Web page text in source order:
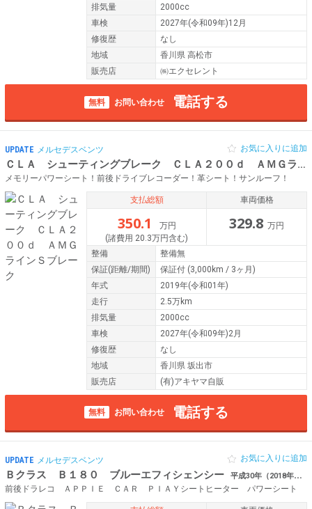
排気量
2000cc
車検
2027年(令和09年)12月
修復歴
なし
地域
香川県 高松市
販売店
㈱エクセレント
無料 お問い合わせ 電話する
UPDATE メルセデスベンツ
ＣＬＡ シューティングブレーク ＣＬＡ２００ｄ ＡＭＧラインＳブレーク
メモリーパワーシート！前後ドライブレコーダー！革シート！サンルーフ！
お気に入りに追加
支払総額
350.1
万円
(諸費用 20.3万円含む)
車両価格
329.8 万円
整備
整備無
保証(距離/期間) 保証付 (3,000km / 3ヶ月)
年式
2019年(令和01年)
走行
2.5万km
排気量
2000cc
車検
2027年(令和09年)2月
修復歴
なし
地域
香川県 坂出市
販売店
(有)アキヤマ自販
無料 お問い合わせ 電話する
UPDATE メルセデスベンツ
Ｂクラス Ｂ１８０ ブルーエフィシェンシー 平成30年（2018年） 5.3万km 香川県高松市
前後ドラレコ ＡＰＰＩＥ ＣＡＲ ＰＩＡＹシートヒーター パワーシート
お気に入りに追加